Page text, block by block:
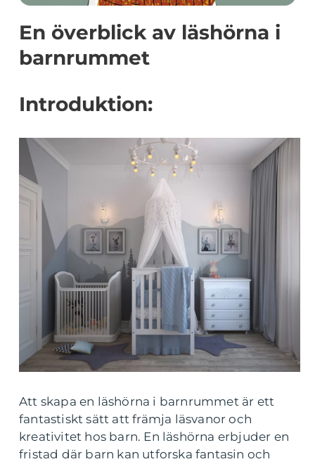
En överblick av läshörna i
barnrummet
Introduktion:
Att skapa en läshörna i barnrummet är ett
fantastiskt sätt att främja läsvanor och
kreativitet hos barn. En läshörna erbjuder en
fristad där barn kan utforska fantasin och